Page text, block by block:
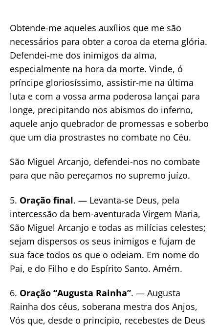
Obtende-me aqueles auxílios que me são
necessários para obter a coroa da eterna glória.
Defendei-me dos inimigos da alma,
especialmente na hora da morte. Vinde, ó
príncipe gloriosíssimo, assistir-me na última
luta e com a vossa arma poderosa lançai para
longe, precipitando nos abismos do inferno,
aquele anjo quebrador de promessas e soberbo
que um dia prostrastes no combate no Céu.
São Miguel Arcanjo, defendei-nos no combate
para que não pereçamos no supremo juízo.
5. Oração final. — Levanta-se Deus, pela
intercessão da bem-aventurada Virgem Maria,
São Miguel Arcanjo e todas as milícias celestes;
sejam dispersos os seus inimigos e fujam de
sua face todos os que o odeiam. Em nome do
Pai, e do Filho e do Espírito Santo. Amém.
6. Oração “Augusta Rainha”. — Augusta
Rainha dos céus, soberana mestra dos Anjos,
Vós que, desde o princípio, recebestes de Deus